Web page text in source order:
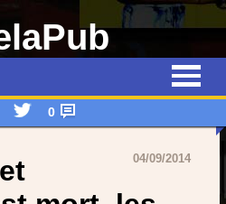
Quiz
Qui suis-je ?
0
04/09/2014